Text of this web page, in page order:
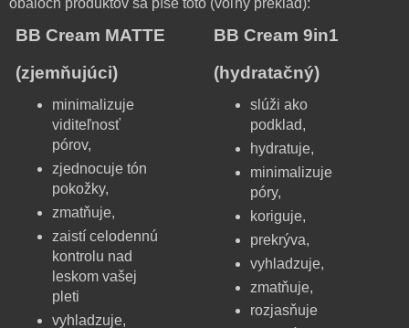
obaloch produktov sa píše toto (voľný preklad):
BB Cream MATTE
(zjemňujúci)
BB Cream 9in1
(hydratačný)
minimalizuje
viditeľnosť
pórov,
zjednocuje tón
pokožky,
zmatňuje,
zaistí celodennú
kontrolu nad
leskom vašej
pleti
vyhladzuje,
slúži ako
podklad,
hydratuje,
minimalizuje
póry,
koriguje,
prekrýva,
vyhladzuje,
zmatňuje,
rozjasňuje